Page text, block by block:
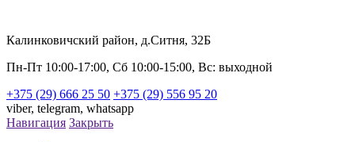
Калинковичский район, д.Ситня, 32Б
Пн-Пт 10:00-17:00, Сб 10:00-15:00, Вс: выходной
+375 (29) 666 25 50 +375 (29) 556 95 20
viber, telegram, whatsapp
Навигация Закрыть